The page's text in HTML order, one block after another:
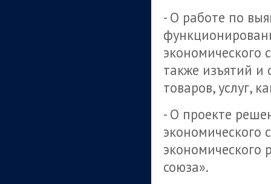
- О работе по
экономического
также изъятий
товаров, услуг,
- О проекте
экономического
экономического
союза».